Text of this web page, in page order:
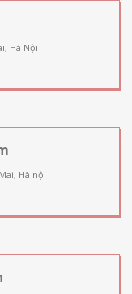
Hà Nội
Hà nội